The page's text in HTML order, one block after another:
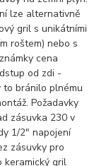
lze alternativně
gril s unikátními
roštem) nebo s
cena
od zdi -
to bránilo plnému
Požadavky
zásuvka 230 v
1/2" napojení
zásuvky pro
keramický gril